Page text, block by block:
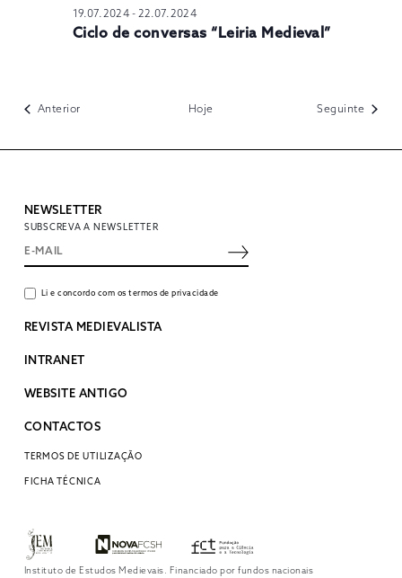
19.07.2024- 22.07.2024
Ciclo de conversas “Leiria Medieval”
AnteriorEventos Hoje Seguinte
NEWSLETTER
SUBSCREVA A NEWSLETTER
Li e concordo com os termos de privacidade
REVISTA MEDIEVALISTA
INTRANET
WEBSITE ANTIGO
CONTACTOS
TERMOS DE UTILIZAÇÃO
FICHA TÉCNICA
Instituto de Estudos Medievais. Financiado por fundos nacionais